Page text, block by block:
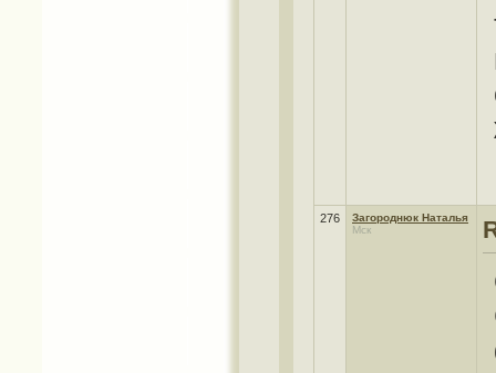
276
Загороднюк Наталья
Мск